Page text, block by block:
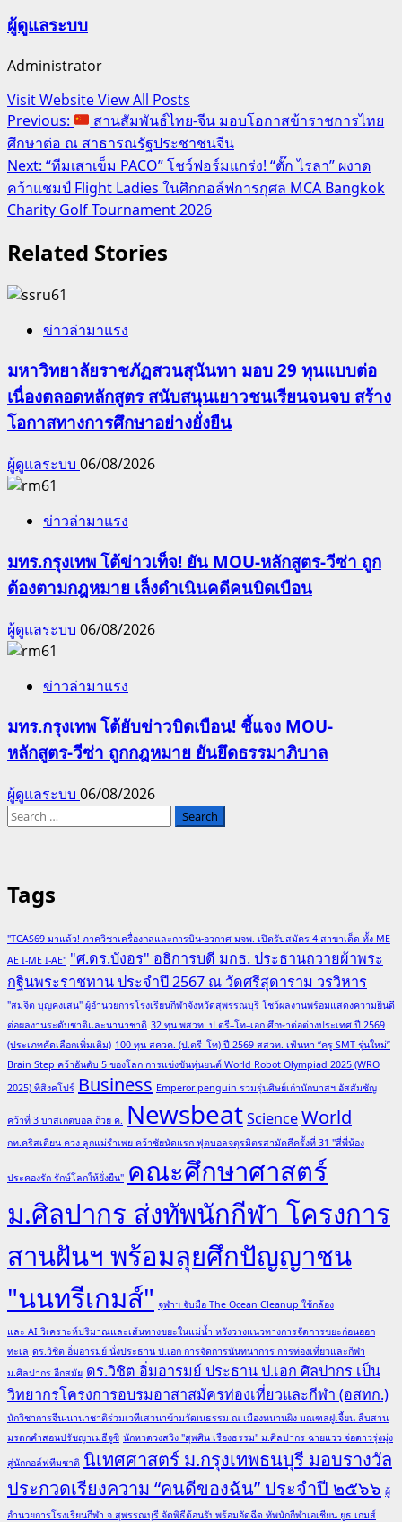
ผู้ดูแลระบบ
Administrator
Visit WebsiteView All Posts
Post
navigation
Previous:
สานสัมพันธ์ไทย-จีน มอบโอกาสข้าราชการไทย
ศึกษาต่อ ณ สาธารณรัฐประชาชนจีน
Next: “ทีมเสาเข็ม PACO” โชว์ฟอร์มแกร่ง! “ตั๊ก ไรลา” ผงาด
คว้าแชมป์ Flight Ladies ในศึกกอล์ฟการกุศล MCA Bangkok
Charity Golf Tournament 2026
Related Stories
ข่าวล่ามาแรง
มหาวิทยาลัยราชภัฏสวนสุนันทา มอบ 29 ทุนแบบต่อ
เนื่องตลอดหลักสูตร สนับสนุนเยาวชนเรียนจนจบ สร้าง
โอกาสทางการศึกษาอย่างยั่งยืน
ผู้ดูแลระบบ 06/08/2026
ข่าวล่ามาแรง
มทร.กรุงเทพ โต้ข่าวเท็จ! ยัน MOU-หลักสูตร-วีซ่า ถูก
ต้องตามกฎหมาย เล็งดำเนินคดีคนบิดเบือน
ผู้ดูแลระบบ 06/08/2026
ข่าวล่ามาแรง
มทร.กรุงเทพ โต้ยับข่าวบิดเบือน! ชี้แจง MOU-
หลักสูตร-วีซ่า ถูกกฎหมาย ยันยึดธรรมาภิบาล
ผู้ดูแลระบบ 06/08/2026
Search
Tags
"TCAS69 มาแล้ว! ภาควิชาเครื่องกลและการบิน-อวกาศ มจพ. เปิดรับสมัคร 4 สาขาเด็ด ทั้ง ME
AE I-ME I-AE" "ศ.ดร.บังอร" อธิการบดี มกธ. ประธานถวายผ้าพระ
กฐินพระราชทาน ประจำปี 2567 ณ วัดศรีสุดาราม วรวิหาร
"สมจิต บุญคงเสน" ผู้อำนวยการโรงเรียนกีฬาจังหวัดสุพรรณบุรี โชว์ผลงานพร้อมแสดงความยินดี
ต่อผลงานระดับชาติและนานาชาติ 32 ทุน พสวท. ป.ตรี–โท–เอก ศึกษาต่อต่างประเทศ ปี 2569
(ประเภทคัดเลือกเพิ่มเติม) 100 ทุน สควค. (ป.ตรี–โท) ปี 2569 สสวท. เฟ้นหา “ครู SMT รุ่นใหม่”
Brain Step คว้าอันดับ 5 ของโลก การแข่งขันหุ่นยนต์ World Robot Olympiad 2025 (WRO
2025) ที่สิงคโปร์ Business Emperor penguin รวมรุ่นศิษย์เก่านักบาสฯ อัสสัมชัญ
คว้าที่ 3 บาสเกตบอล ถ้วย ค. NewsbeatScienceWorld
กท.คริสเตียน ควง ลูกแม่รำเพย คว้าชัยนัดแรก ฟุตบอลจตุรมิตรสามัคคีครั้งที่ 31 "สี่พี่น้อง
ประคองรัก รักษ์โลกให้ยั่งยืน" คณะศึกษาศาสตร์
ม.ศิลปากร ส่งทัพนักกีฬา โครงการ
สานฝันฯ พร้อมลุยศึกปัญญาชน
"นนทรีเกมส์" จุฬาฯ จับมือ The Ocean Cleanup ใช้กล้อง
และ AI วิเคราะห์ปริมาณและเส้นทางขยะในแม่น้ำ หวังวางแนวทางการจัดการขยะก่อนออก
ทะเล ดร.วิชิต อิ่มอารมย์ นั่งประธาน ป.เอก การจัดการนันทนาการ การท่องเที่ยวและกีฬา
ม.ศิลปากร อีกสมัย ดร.วิชิต อิ่มอารมย์ ประธาน ป.เอก ศิลปากร เป็น
วิทยากรโครงการอบรมอาสาสมัครท่องเที่ยวและกีฬา (อสทก.)
นักวิชาการจีน-นานาชาติร่วมเวทีเสวนาข้ามวัฒนธรรม ณ เมืองหนานผิง มณฑลฝูเจี้ยน สืบสาน
มรดกคำสอนปรัชญาเมธีจูซี นักหวดวงสวิง "สุพศิน เรืองธรรม" ม.ศิลปากร ฉายแวว จ่อดาวรุ่งมุ่ง
สู่นักกอล์ฟทีมชาติ นิเทศศาสตร์ ม.กรุงเทพธนบุรี มอบรางวัล
ประกวดเรียงความ “คนดีของฉัน” ประจำปี ๒๕๖๖ ผู้
อำนวยการโรงเรียนกีฬา จ.สุพรรณบุรี จัดพิธีต้อนรับพร้อมอัดฉีด ทัพนักกีฬาเอเชียน ยูธ เกมส์